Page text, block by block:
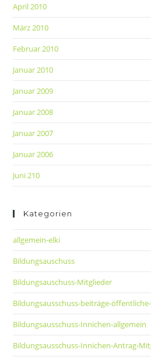
April 2010
März 2010
Februar 2010
Januar 2010
Januar 2009
Januar 2008
Januar 2007
Januar 2006
Juni 210
Kategorien
allgemein-elki
Bildungsauschuss
Bildungsauschuss-Mitglieder
Bildungsausschuss-beiträge-
Bildungsausschuss-Innichen-allgemein
Bildungsausschuss-Innichen-Antrag-